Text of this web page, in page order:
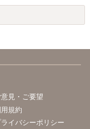
意見・ご要望
規約
ライバシーポリシー